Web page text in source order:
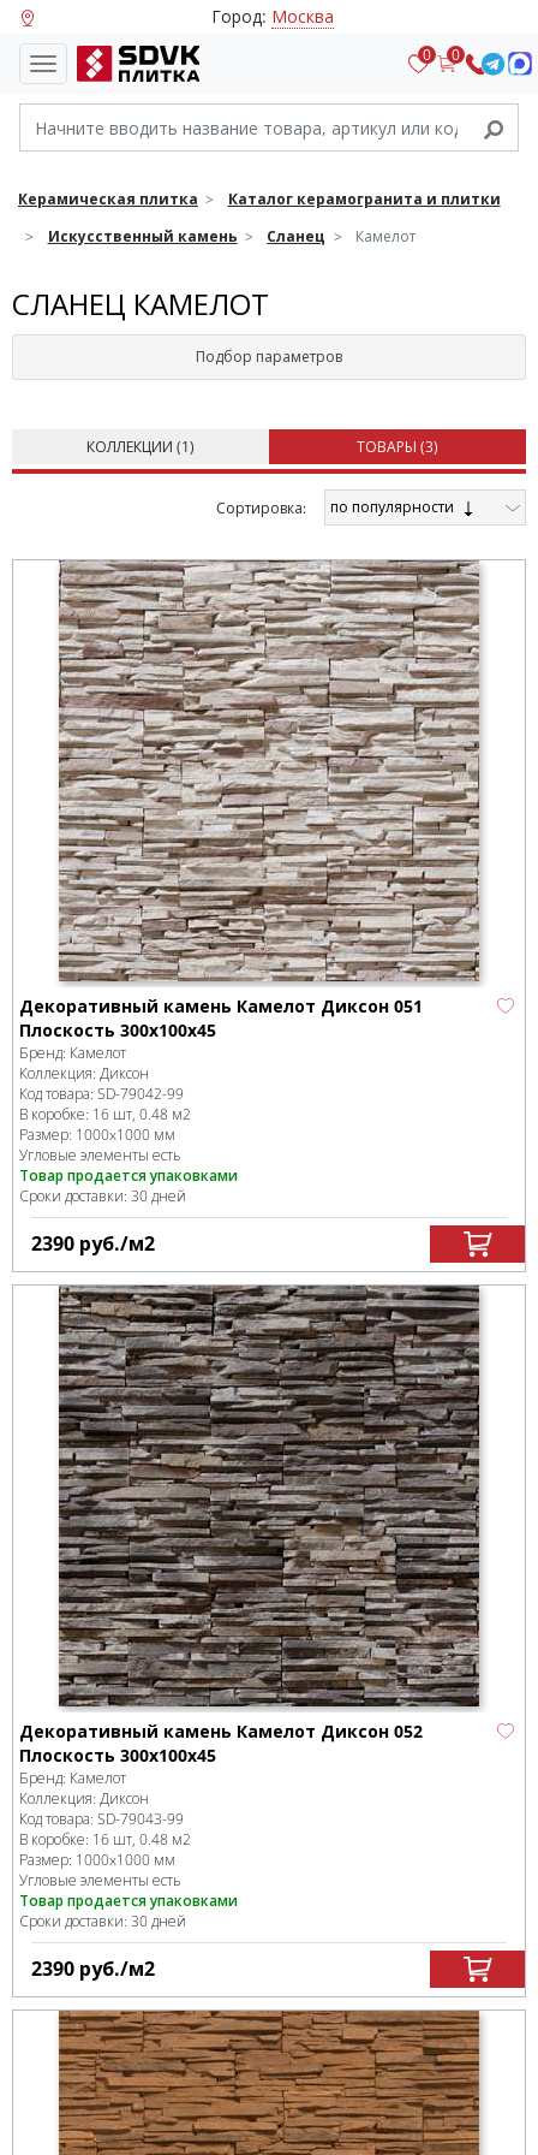
Город: Москва
0 0
Керамическая плитка
Каталог керамогранита и плитки
Искусственный камень
Сланец Камелот
СЛАНЕЦ КАМЕЛОТ
Подбор параметров
КОЛЛЕКЦИИ (1) ТОВАРЫ (3)
Cортировка: по популярности
Декоративный камень Камелот Диксон 051
Плоскость 300х100х45
Бренд: Камелот
Коллекция: Диксон
Код товара: SD-79042-99
В коробке: 16 шт, 0.48 м2
Размер: 1000x1000 мм
Угловые элементы есть
Товар продается упаковками
Сроки доставки: 30 дней
2390 руб./м2
Декоративный камень Камелот Диксон 052
Плоскость 300х100х45
Бренд: Камелот
Коллекция: Диксон
Код товара: SD-79043-99
В коробке: 16 шт, 0.48 м2
Размер: 1000x1000 мм
Угловые элементы есть
Товар продается упаковками
Сроки доставки: 30 дней
2390 руб./м2